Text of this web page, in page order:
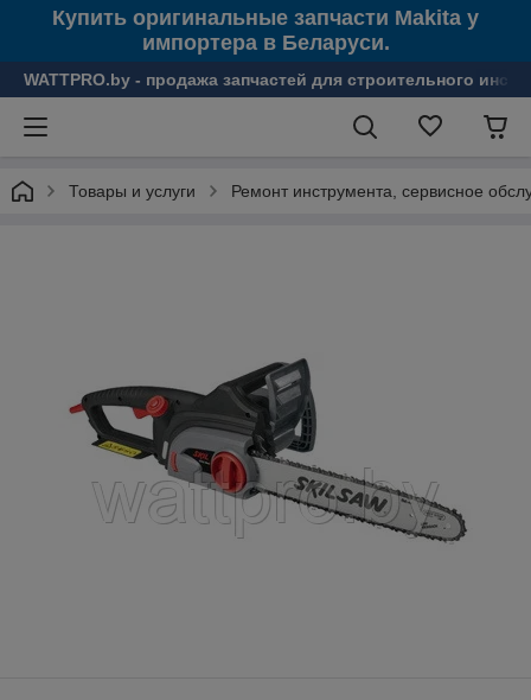
Купить оригинальные запчасти Makita у
импортера в Беларуси.
WATTPRO.by - продажа запчастей для строительного
Товары и услуги Ремонт инструмента, сервисное